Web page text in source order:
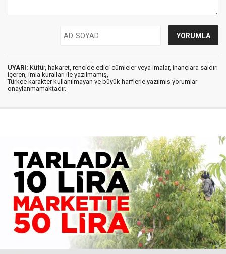
UYARI: Küfür, hakaret, rencide edici cümleler veya imalar, inançlara saldırı
içeren, imla kuralları ile yazılmamış,
Türkçe karakter kullanılmayan ve büyük harflerle yazılmış yorumlar
onaylanmamaktadır.